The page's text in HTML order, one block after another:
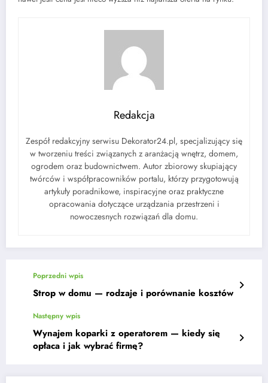
Redakcja
Zespół redakcyjny serwisu Dekorator24.pl, specjalizujący się
w tworzeniu treści związanych z aranżacją wnętrz, domem,
ogrodem oraz budownictwem. Autor zbiorowy skupiający
twórców i współpracowników portalu, którzy przygotowują
artykuły poradnikowe, inspiracyjne oraz praktyczne
opracowania dotyczące urządzania przestrzeni i
nowoczesnych rozwiązań dla domu.
Poprzedni wpis
Strop w domu — rodzaje i porównanie kosztów
Następny wpis
Wynajem koparki z operatorem — kiedy się
opłaca i jak wybrać firmę?